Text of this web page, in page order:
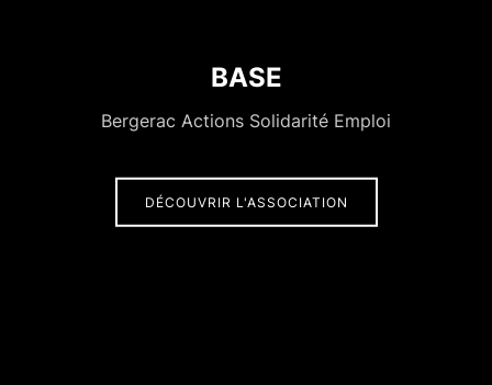
BASE
Bergerac Actions Solidarité Emploi
DÉCOUVRIR L'ASSOCIATION